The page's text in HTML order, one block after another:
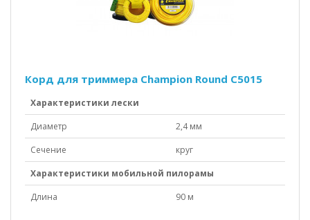
Корд для триммера Champion Round C5015
Характеристики лески
Диаметр
2,4 мм
Сечение
круг
Характеристики мобильной пилорамы
Длина
90 м